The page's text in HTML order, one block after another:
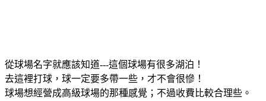
從球場名字就應該知道---這個球場有很多湖泊！
去這裡打球，球一定要多帶一些，才不會很慘！
球場想經營成高級球場的那種感覺；不過收費比較合理些。